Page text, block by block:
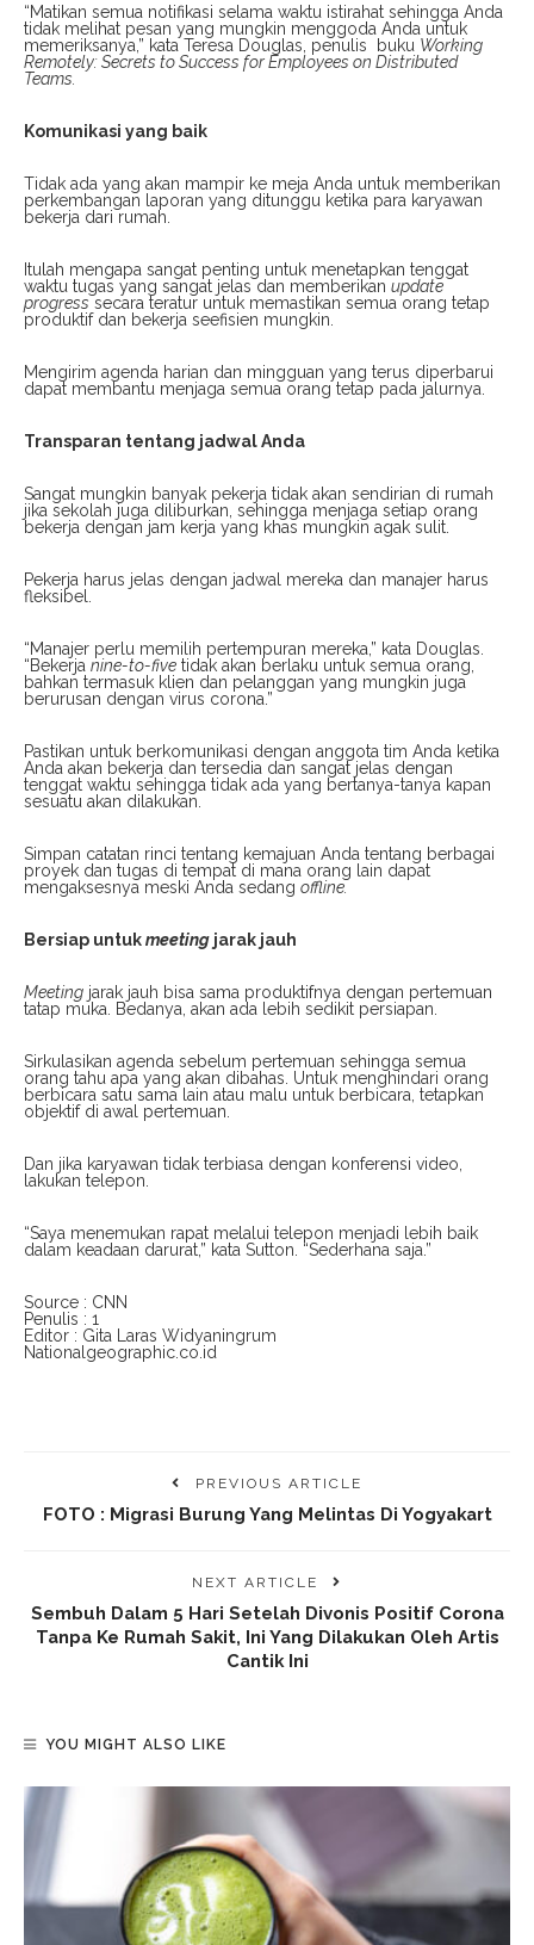
“Matikan semua notifikasi selama waktu istirahat sehingga Anda
tidak melihat pesan yang mungkin menggoda Anda untuk
memeriksanya,” kata Teresa Douglas, penulis buku Working
Remotely: Secrets to Success for Employees on Distributed
Teams.
Komunikasi yang baik
Tidak ada yang akan mampir ke meja Anda untuk memberikan
perkembangan laporan yang ditunggu ketika para karyawan
bekerja dari rumah.
Itulah mengapa sangat penting untuk menetapkan tenggat
waktu tugas yang sangat jelas dan memberikan update
progress secara teratur untuk memastikan semua orang tetap
produktif dan bekerja seefisien mungkin.
Mengirim agenda harian dan mingguan yang terus diperbarui
dapat membantu menjaga semua orang tetap pada jalurnya.
Transparan tentang jadwal Anda
Sangat mungkin banyak pekerja tidak akan sendirian di rumah
jika sekolah juga diliburkan, sehingga menjaga setiap orang
bekerja dengan jam kerja yang khas mungkin agak sulit.
Pekerja harus jelas dengan jadwal mereka dan manajer harus
fleksibel.
“Manajer perlu memilih pertempuran mereka,” kata Douglas.
“Bekerja nine-to-five tidak akan berlaku untuk semua orang,
bahkan termasuk klien dan pelanggan yang mungkin juga
berurusan dengan virus corona.”
Pastikan untuk berkomunikasi dengan anggota tim Anda ketika
Anda akan bekerja dan tersedia dan sangat jelas dengan
tenggat waktu sehingga tidak ada yang bertanya-tanya kapan
sesuatu akan dilakukan.
Simpan catatan rinci tentang kemajuan Anda tentang berbagai
proyek dan tugas di tempat di mana orang lain dapat
mengaksesnya meski Anda sedang offline.
Bersiap untukmeeting jarak jauh
Meeting jarak jauh bisa sama produktifnya dengan pertemuan
tatap muka. Bedanya, akan ada lebih sedikit persiapan.
Sirkulasikan agenda sebelum pertemuan sehingga semua
orang tahu apa yang akan dibahas. Untuk menghindari orang
berbicara satu sama lain atau malu untuk berbicara, tetapkan
objektif di awal pertemuan.
Dan jika karyawan tidak terbiasa dengan konferensi video,
lakukan telepon.
“Saya menemukan rapat melalui telepon menjadi lebih baik
dalam keadaan darurat,” kata Sutton. “Sederhana saja.”
Source : CNN
Penulis : 1
Editor : Gita Laras Widyaningrum
Nationalgeographic.co.id
PREVIOUS ARTICLE
FOTO : Migrasi Burung Yang Melintas Di Yogyakart
NEXT ARTICLE
Sembuh Dalam 5 Hari Setelah Divonis Positif Corona
Tanpa Ke Rumah Sakit, Ini Yang Dilakukan Oleh Artis
Cantik Ini
YOU MIGHT ALSO LIKE